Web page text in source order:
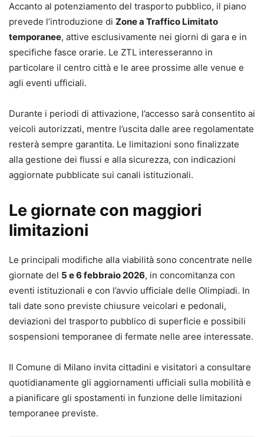
Accanto al potenziamento del trasporto pubblico, il piano
prevede l’introduzione di Zone a Traffico Limitato
temporanee, attive esclusivamente nei giorni di gara e in
specifiche fasce orarie. Le ZTL interesseranno in
particolare il centro città e le aree prossime alle venue e
agli eventi ufficiali.
Durante i periodi di attivazione, l’accesso sarà consentito ai
veicoli autorizzati, mentre l’uscita dalle aree regolamentate
resterà sempre garantita. Le limitazioni sono finalizzate
alla gestione dei flussi e alla sicurezza, con indicazioni
aggiornate pubblicate sui canali istituzionali.
Le giornate con maggiori
limitazioni
Le principali modifiche alla viabilità sono concentrate nelle
giornate del 5 e 6 febbraio 2026, in concomitanza con
eventi istituzionali e con l’avvio ufficiale delle Olimpiadi. In
tali date sono previste chiusure veicolari e pedonali,
deviazioni del trasporto pubblico di superficie e possibili
sospensioni temporanee di fermate nelle aree interessate.
Il Comune di Milano invita cittadini e visitatori a consultare
quotidianamente gli aggiornamenti ufficiali sulla mobilità e
a pianificare gli spostamenti in funzione delle limitazioni
temporanee previste.